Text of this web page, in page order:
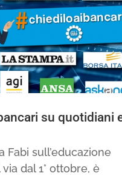
su quotidiani
Fabi sull’educazione
dal 1° ottobre, è